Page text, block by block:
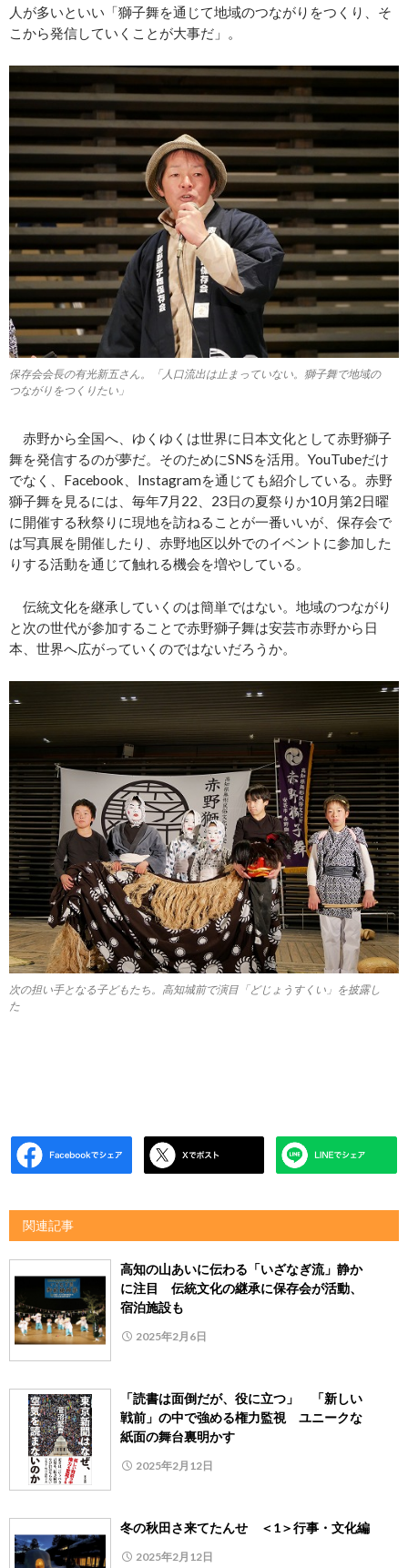
人が多いといい「獅子舞を通じて地域のつながりをつくり、そ
こから発信していくことが大事だ」。
保存会会長の有光新五さん。「人口流出は止まっていない。獅子舞で地域の
つながりをつくりたい」
赤野から全国へ、ゆくゆくは世界に日本文化として赤野獅子
舞を発信するのが夢だ。そのためにSNSを活用。YouTubeだけ
でなく、Facebook、Instagramを通じても紹介している。赤野
獅子舞を見るには、毎年7月22、23日の夏祭りか10月第2日曜
に開催する秋祭りに現地を訪ねることが一番いいが、保存会で
は写真展を開催したり、赤野地区以外でのイベントに参加した
りする活動を通じて触れる機会を増やしている。
伝統文化を継承していくのは簡単ではない。地域のつながり
と次の世代が参加することで赤野獅子舞は安芸市赤野から日
本、世界へ広がっていくのではないだろうか。
次の担い手となる子どもたち。高知城前で演目「どじょうすくい」を披露し
た
関連記事
高知の山あいに伝わる「いざなぎ流」静か
に注目 伝統文化の継承に保存会が活動、
宿泊施設も
2025年2月6日
「読書は面倒だが、役に立つ」 「新しい
戦前」の中で強める権力監視 ユニークな
紙面の舞台裏明かす
2025年2月12日
冬の秋田さ来てたんせ ＜1＞行事・文化編
2025年2月12日